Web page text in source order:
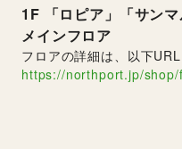
1F
「ロピア」「サン
メインフロア
フロアの詳細は、以下
https://northport.jp/shop/